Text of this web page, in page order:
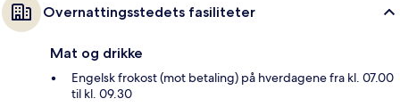
Overnattingsstedets fasiliteter
Mat og drikke
Engelsk frokost (mot betaling) på hverdagene fra kl. 07.00
til kl. 09.30